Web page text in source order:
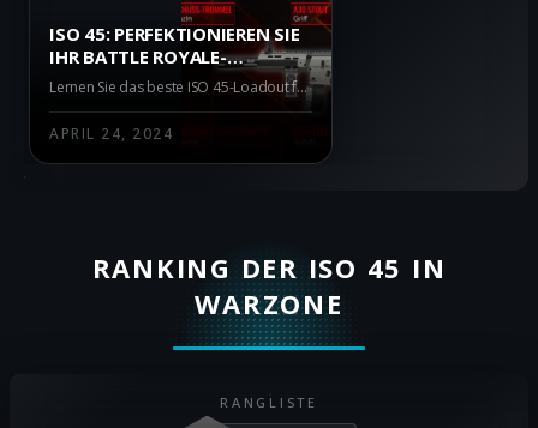
ISO 45: PERFEKTIONIEREN SIE
IHR BATTLE ROYALE-
LOADOUT
Lernen Sie das beste ISO 45-Loadout für Battle Royale in Call of Duty: Warzone kennen. Erzielen Sie Vorteile durch die hohe Feuerrate, hervorragende Mobilität und verbesserte Kontrolle.
APRIL 24, 2024
RANKING DER ISO 45 IN
WARZONE
RANGLISTE